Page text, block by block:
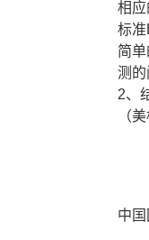
相
标准
简
测的
2、
（
中